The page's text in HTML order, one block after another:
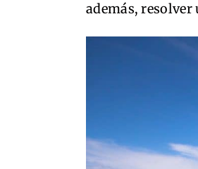
además, resolver